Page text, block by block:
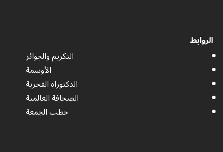
الروابط
التكريم والجوائز
الأوسمة
الدكتوراه الفخرية
الصحافة العالمية
خطب الجمعة